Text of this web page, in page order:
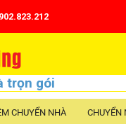
trọn gói
CHUYỂN NHÀ CHUYỂN